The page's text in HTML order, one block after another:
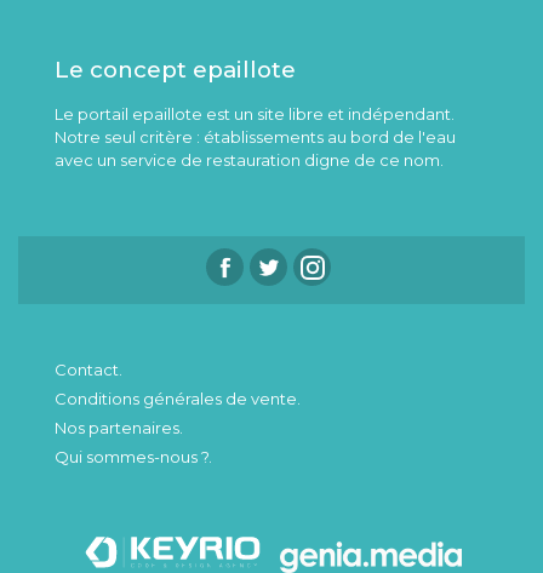
Le concept epaillote
Le portail epaillote est un site libre et indépendant.
Notre seul critère : établissements au bord de l'eau
avec un service de restauration digne de ce nom.
Contact.
Conditions générales de vente.
Nos partenaires.
Qui sommes-nous ?.